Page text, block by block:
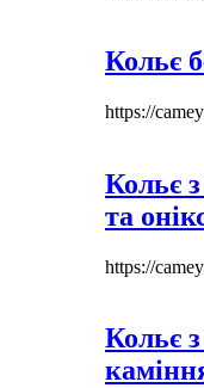
Кольє
https://
Кольє
та
https://
Кольє